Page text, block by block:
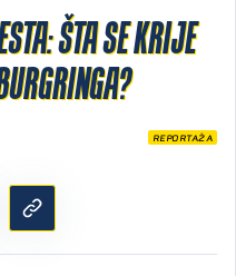
ŠTA SE KRIJE
REPORTAŽA